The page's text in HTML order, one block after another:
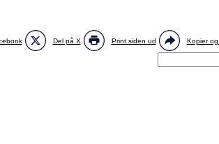
Del på X Print siden ud Kopier